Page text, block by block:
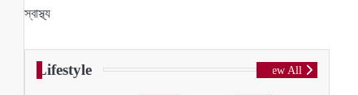
স্বাস্থ্য
Lifestyle View All